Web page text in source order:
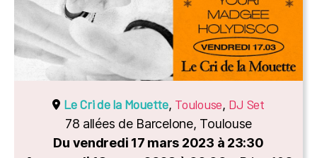
Le Cri de la Mouette, Toulouse, DJ Set
78 allées de Barcelone, Toulouse
Du vendredi 17 mars 2023 à 23:30